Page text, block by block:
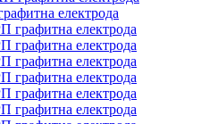
електрода
графитна електрода
графитна електрода
графитна електрода
графитна електрода
графитна електрода
графитна електрода